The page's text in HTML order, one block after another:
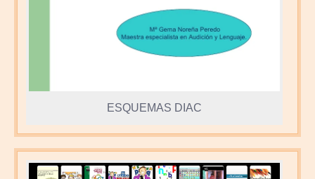
ESQUEMAS DIAC